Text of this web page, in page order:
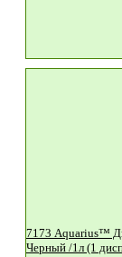
7173 Aquarius™ Диспенсер для моющего средства для рук - Картридж /